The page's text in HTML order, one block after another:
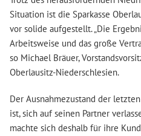
Situation ist die Sparkasse
vor solide aufgestellt. „Die
Arbeitsweise und das große
so Michael Bräuer,
Oberlausitz-Niederschlesien.
Der Ausnahmezustand der
ist, sich auf seinen Partner
machte sich deshalb für ihre